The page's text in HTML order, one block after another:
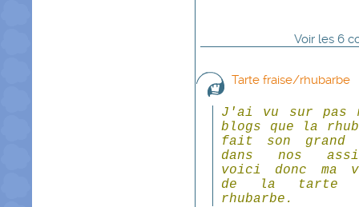
Voir les 6
Tarte fraise/rhubarbe
J'ai vu sur pas
blogs que la
fait son grand
dans nos
voici donc ma
de la tarte
rhubarbe.